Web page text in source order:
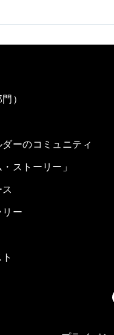
）
ーのコミュニティ
ストーリー」
ー